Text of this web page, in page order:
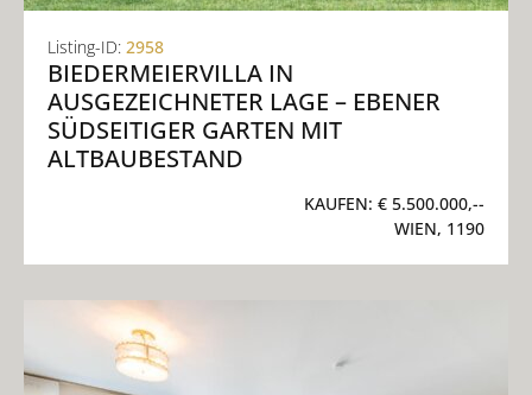
Listing-ID: 2958
BIEDERMEIERVILLA IN
AUSGEZEICHNETER LAGE – EBENER
SÜDSEITIGER GARTEN MIT
ALTBAUBESTAND
KAUFEN: € 5.500.000,--
WIEN, 1190